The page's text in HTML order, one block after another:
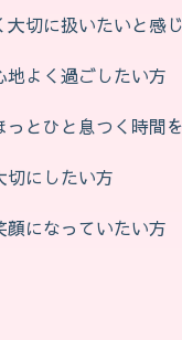
大切に扱いたいと感
地よく過ごしたい方
っとひと息つく時間
切にしたい方
顔になっていたい方